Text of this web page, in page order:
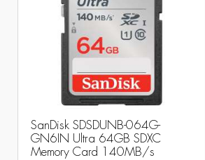
SanDisk SDSDUNB-064G-
GN6IN Ultra 64GB SDXC
Memory Card 140MB/s